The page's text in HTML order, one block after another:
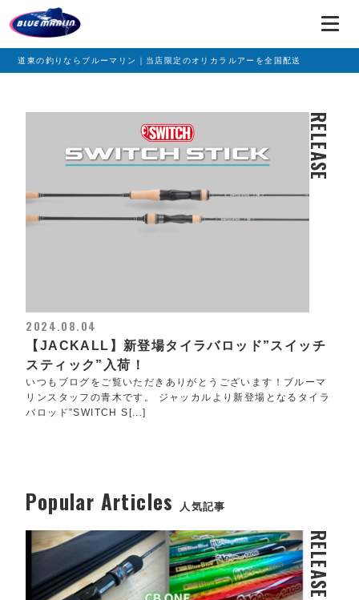
道東の釣りならブルーマリン｜当店限定のオリカラルアーを全国配送
RELEASE
2024.08.04
【JACKALL】新登場タイラバロッド”スイッチ
スティック”入荷！
いつもブログをご覧いただきありがとうございます！ブルーマ
リンスタッフの青木です。 ジャッカルより新登場となるタイラ
バロッド”SWITCH S[...]
Popular Articles 人気記事
RELEASE